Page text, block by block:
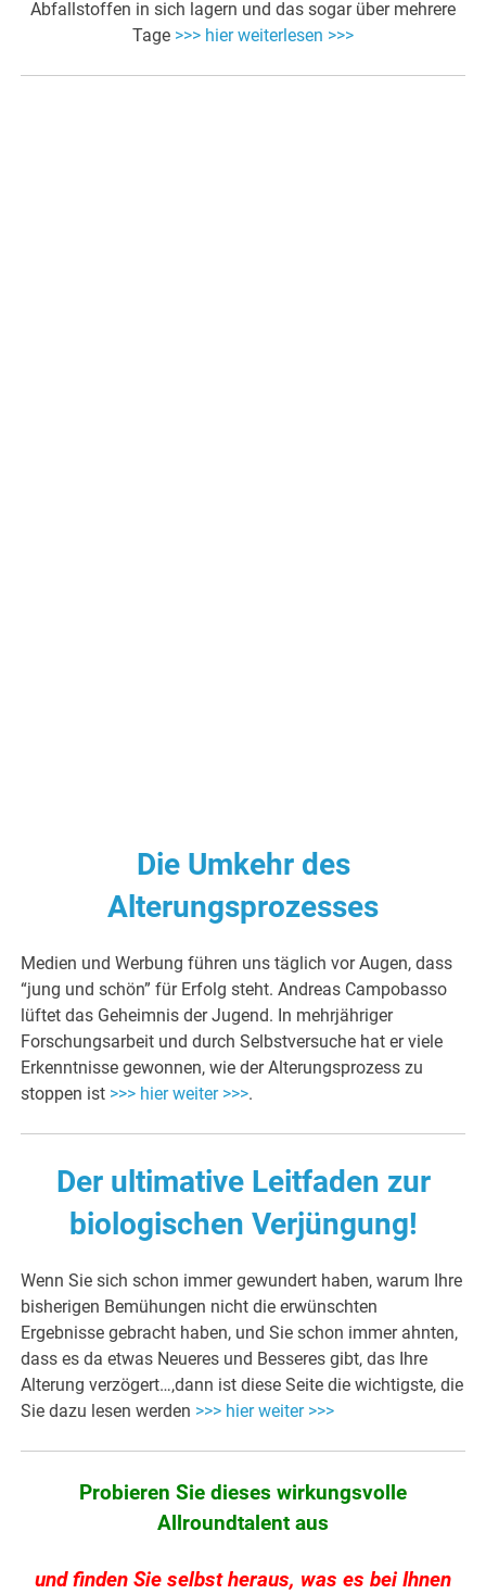
Abfallstoffen in sich lagern und das sogar über mehrere
Tage >>> hier weiterlesen >>>
Die Umkehr des
Alterungsprozesses
Medien und Werbung führen uns täglich vor Augen, dass
“jung und schön” für Erfolg steht. Andreas Campobasso
lüftet das Geheimnis der Jugend. In mehrjähriger
Forschungsarbeit und durch Selbstversuche hat er viele
Erkenntnisse gewonnen, wie der Alterungsprozess zu
stoppen ist >>> hier weiter >>>.
Der ultimative Leitfaden zur
biologischen Verjüngung!
Wenn Sie sich schon immer gewundert haben, warum Ihre
bisherigen Bemühungen nicht die erwünschten
Ergebnisse gebracht haben, und Sie schon immer ahnten,
dass es da etwas Neueres und Besseres gibt, das Ihre
Alterung verzögert…,dann ist diese Seite die wichtigste, die
Sie dazu lesen werden >>> hier weiter >>>
Probieren Sie dieses wirkungsvolle
Allroundtalent aus
und finden Sie selbst heraus, was es bei Ihnen